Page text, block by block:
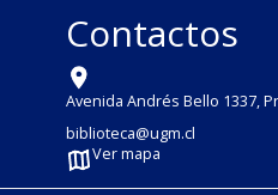
Contactos
Avenida Andrés Bello 1337,
biblioteca@ugm.cl
Ver mapa